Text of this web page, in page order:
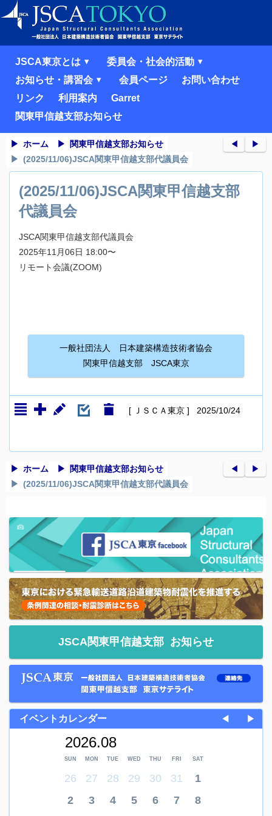
JSCA東京とは
委員会・社会的活動
お知らせ・講習会
会員ページ
お問い合わせ
リンク
利用案内
Garret
関東甲信越支部お知らせ
ホーム
関東甲信越支部お知らせ
(2025/11/06)JSCA関東甲信越支部代議員会
◀︎ ▶︎
(2025/11/06)JSCA関東甲信越支部
代議員会
JSCA関東甲信越支部代議員会
2025年11月06日 18:00〜
リモート会議(ZOOM)
一般社団法人 日本建築構造技術者協会
関東甲信越支部 JSCA東京
[ ＪＳＣＡ東京 ] 2025/10/24
ホーム
関東甲信越支部お知らせ
(2025/11/06)JSCA関東甲信越支部代議員会
◀︎ ▶︎
JSCA関東甲信越支部 お知らせ
イベントカレンダー ◀ ▶
2026.08
SUN MON TUE WED THU FRI SAT
26 27 28 29 30 31
1
2
3 4 5 6 7 8